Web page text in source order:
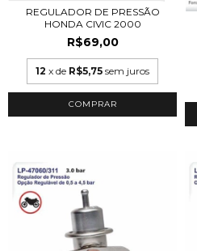
REGULADOR DE PRESSÃO
HONDA CIVIC 2000
R$69,00
12 x de R$5,75 sem juros